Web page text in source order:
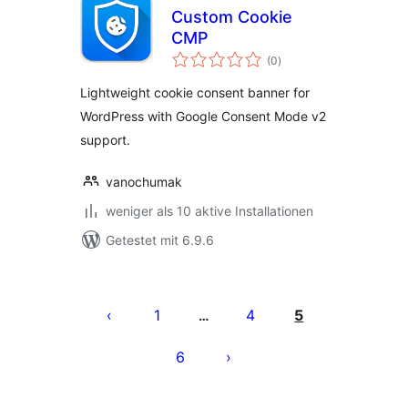
Custom Cookie
CMP
(0Bewertungen
insgesamt
)
Lightweight cookie consent banner for
WordPress with Google Consent Mode v2
support.
vanochumak
weniger als 10 aktive Installationen
Getestet mit 6.9.6
der
1 … 4 5
6